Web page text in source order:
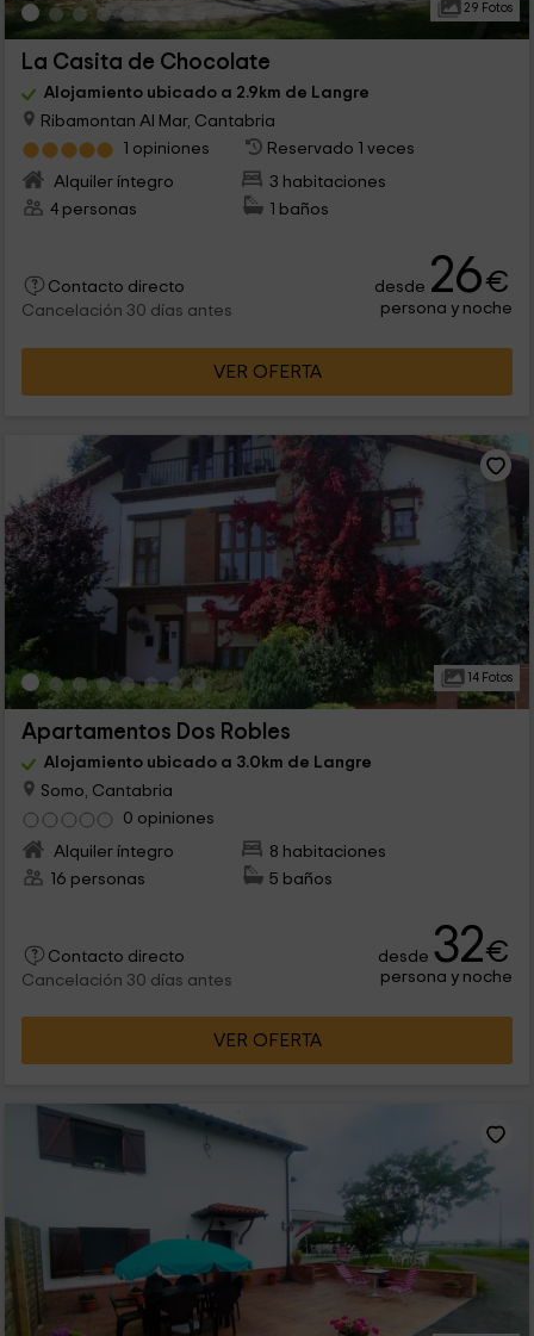
29 Fotos
La Casita de Chocolate
Alojamiento ubicado a 2.9km de Langre
Ribamontan Al Mar, Cantabria
1 opiniones
Reservado 1 veces
Alquiler íntegro
3 habitaciones
4 personas
1 baños
Contacto directo
Cancelación 30 días antes
desde 26€
persona y noche
VER OFERTA
14 Fotos
Apartamentos Dos Robles
Alojamiento ubicado a 3.0km de Langre
Somo, Cantabria
0 opiniones
Alquiler íntegro
8 habitaciones
16 personas
5 baños
Contacto directo
Cancelación 30 días antes
desde 32€
persona y noche
VER OFERTA